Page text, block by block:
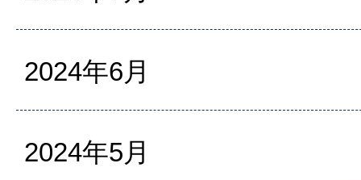
2024年6月
2024年5月